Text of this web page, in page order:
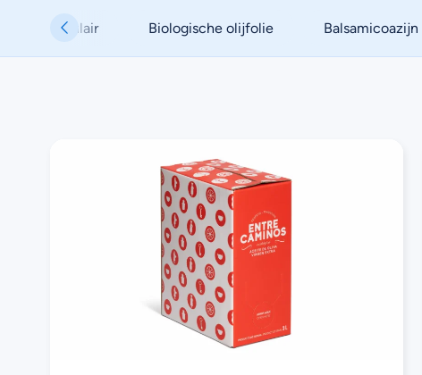
Populair Biologische olijfolie Balsamicoazijn